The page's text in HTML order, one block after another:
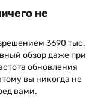
не
3690 тыс.
обзор даже при
обновления
вы никогда не
вами.